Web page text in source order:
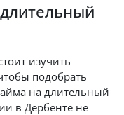
изучить
подобрать
на длительный
в Дербенте не